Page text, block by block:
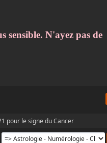
N'ayez pas de
pour le signe du Cancer